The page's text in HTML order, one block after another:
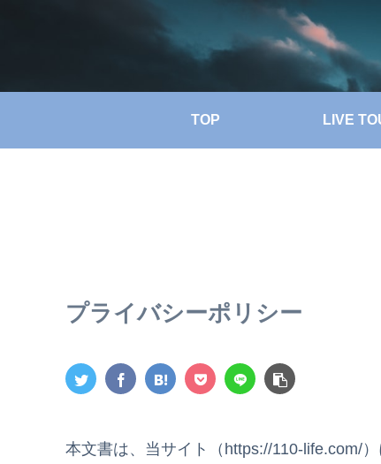
TOP LIVE
プライバシーポリシー
本文書は、当サイト（https://110-life.com/